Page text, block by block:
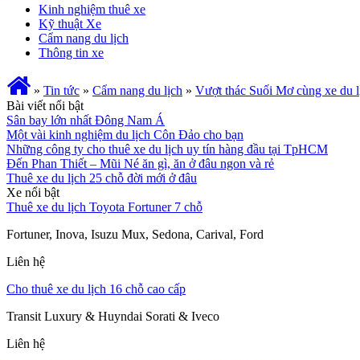
Kinh nghiệm thuê xe
Kỹ thuật Xe
Cẩm nang du lịch
Thông tin xe
» Tin tức » Cẩm nang du lịch » Vượt thác Suối Mơ cùng xe du
Bài viết nổi bật
Sân bay lớn nhất Đông Nam Á
Một vài kinh nghiệm du lịch Côn Đảo cho bạn
Những công ty cho thuê xe du lịch uy tín hàng đầu tại TpHCM
Đến Phan Thiết – Mũi Né ăn gì, ăn ở đâu ngon và rẻ
Thuê xe du lịch 25 chỗ đời mới ở đâu
Xe nổi bật
Thuê xe du lịch Toyota Fortuner 7 chỗ
Fortuner, Inova, Isuzu Mux, Sedona, Carival, Ford
Liên hệ
Cho thuê xe du lịch 16 chỗ cao cấp
Transit Luxury & Huyndai Sorati & Iveco
Liên hệ